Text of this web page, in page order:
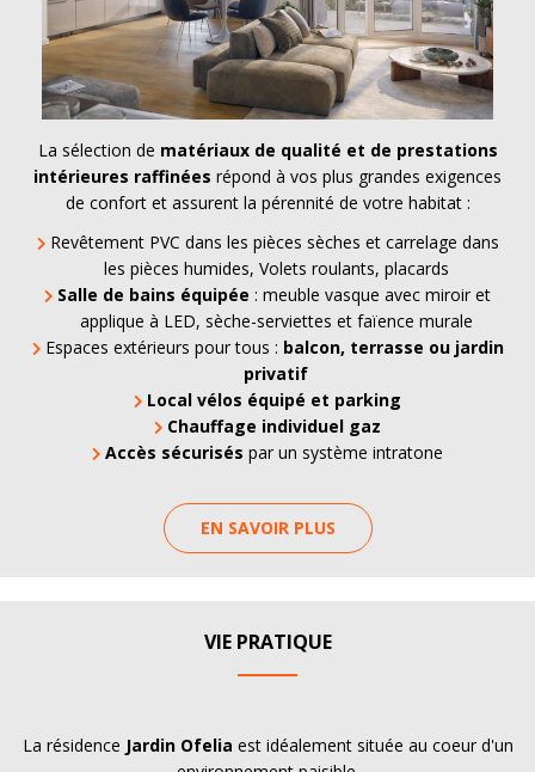
La sélection de matériaux de qualité et de prestations
intérieures raffinées répond à vos plus grandes exigences
de confort et assurent la pérennité de votre habitat :
Revêtement PVC dans les pièces sèches et carrelage dans
les pièces humides, Volets roulants, placards
Salle de bains équipée : meuble vasque avec miroir et
applique à LED, sèche-serviettes et faïence murale
Espaces extérieurs pour tous : balcon, terrasse ou jardin
privatif
Local vélos équipé et parking
Chauffage individuel gaz
Accès sécurisés par un système intratone
EN SAVOIR PLUS
VIE PRATIQUE
La résidence Jardin Ofelia est idéalement située au coeur d'un